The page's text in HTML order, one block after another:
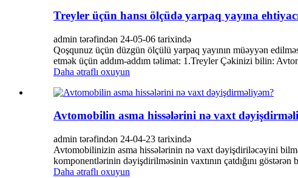
Treyler üçün hansı ölçüdə yarpaq yayına
admin tərəfindən 24-05-06 tarixində
Qoşqunuz üçün düzgün ölçülü yarpaq yayının müəyyən
etmək üçün addım-addım təlimat: 1.Treyler Çəkinizi bilin:
Daha ətraflı oxuyun
Avtomobilin asma hissələrini nə vaxt
admin tərəfindən 24-04-23 tarixində
Avtomobilinizin asma hissələrinin nə vaxt dəyişdiriləcəyini
komponentlərinin dəyişdirilməsinin vaxtının çatdığını
Daha ətraflı oxuyun